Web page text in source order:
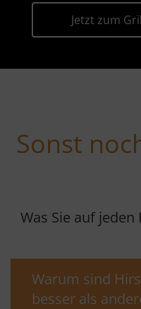
Jetzt zum
Sonst
Was Sie auf
Warum sind
besser als